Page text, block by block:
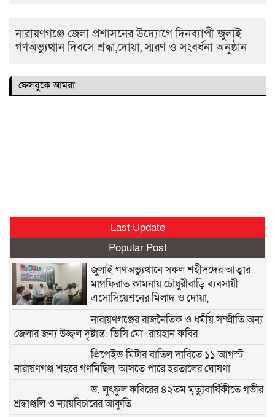
নারায়ণগঞ্জে জেলা প্রশাসনের উদ্যোগে দিনব্যাপী জুলাই
গণঅভ্যুত্থান দিবসে শ্রদ্ধা,দোয়া, স্মরণ ও সংবর্ধনা অনুষ্ঠান
ফেসবুকে আমরা
Last Update
Popular Post
জুলাই গণঅভ্যুত্থানে সকল শহীদদের আত্মার
মাগফিরাত কামনায় চৌধুরীবাড়ি ব্যবসায়ী
এসোসিয়েশনের মিলাদ ও দোয়া,
নারায়ণগঞ্জের রাজনৈতিক ও ধর্মীয় সম্প্রীতি অন্য
জেলার জন্য উজ্জ্বল দৃষ্টান্ত: ডিসি মো :রায়হান কবির
প্রিপেইড মিটার বাতিল দাবিতে ১১ আগস্ট
নারায়ণগঞ্জ শহরে গণমিছিল, আসতে পারে হরতালের ঘোষণা
ড. লুৎফুল কবিরের ৪২তম মৃত্যুবার্ষিকীতে গভীর
শ্রদ্ধাঞ্জলি ও ন্যায়বিচারের আকুতি